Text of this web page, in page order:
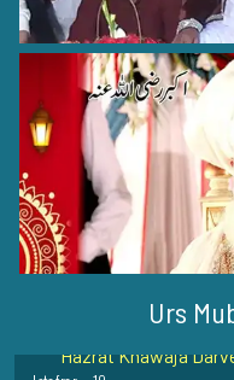
Urs
Hazrat Imam
Madinah Munawwara - 23
Hazrat Shahmina
Istafrar - 19